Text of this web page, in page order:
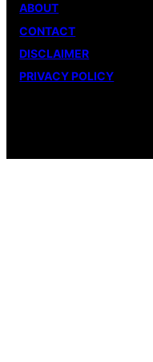
ABOUT
CONTACT
DISCLAIMER
PRIVACY POLICY